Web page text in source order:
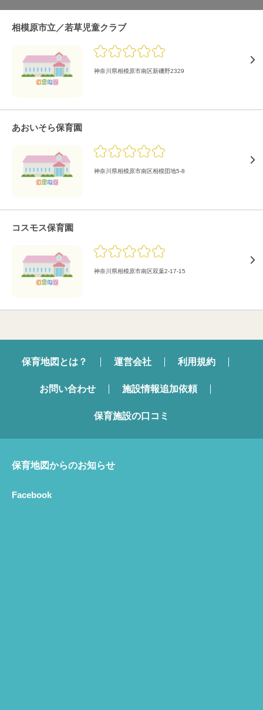
相模原市立／若草児童クラブ
神奈川県相模原市南区新磯野2329
あおいそら保育園
神奈川県相模原市南区相模団地5-8
コスモス保育園
神奈川県相模原市南区双葉2-17-15
保育地図とは？ 運営会社 利用規約
お問い合わせ 施設情報追加依頼
保育施設の口コミ
保育地図からのお知らせ
Facebook